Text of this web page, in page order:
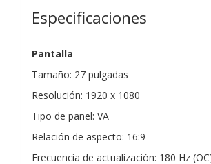
Especificaciones
Pantalla
Tamaño: 27 pulgadas
Resolución: 1920 x 1080
Tipo de panel: VA
Relación de aspecto: 16:9
Frecuencia de actualización: 180 Hz